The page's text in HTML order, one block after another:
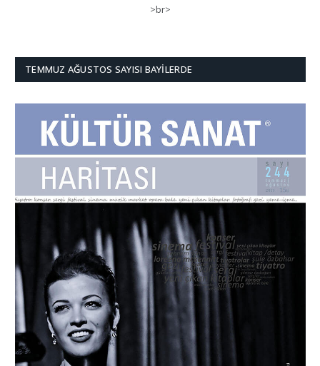
>br>
TEMMUZ AĞUSTOS SAYISI BAYILERDE